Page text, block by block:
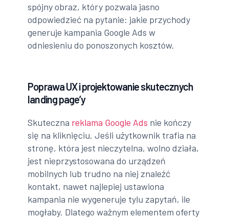
spójny obraz, który pozwala jasno
odpowiedzieć na pytanie: jakie przychody
generuje kampania Google Ads w
odniesieniu do ponoszonych kosztów.
Poprawa UX i projektowanie skutecznych
landing page’y
Skuteczna reklama Google Ads nie kończy
się na kliknięciu. Jeśli użytkownik trafia na
stronę, która jest nieczytelna, wolno działa,
jest nieprzystosowana do urządzeń
mobilnych lub trudno na niej znaleźć
kontakt, nawet najlepiej ustawiona
kampania nie wygeneruje tylu zapytań, ile
mogłaby. Dlatego ważnym elementem oferty